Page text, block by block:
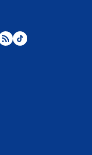
Espriella gobernará